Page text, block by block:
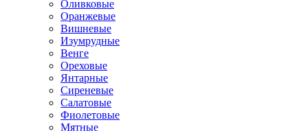
Оливковые
Оранжевые
Вишневые
Изумрудные
Венге
Ореховые
Янтарные
Сиреневые
Салатовые
Фиолетовые
Мятные